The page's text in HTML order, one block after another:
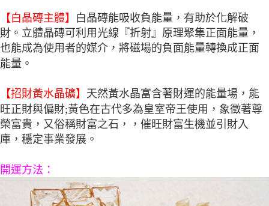
【白晶磚主體】 白晶磚能吸收負能量，有助於化解破
財。立體晶磚可利用光線『折射』原理聚集正面能量，
也能成為使用者的媒介，將磁場的負面能量轉換成正面
能量。
【招財黃水晶礦】 天然黃水晶富含著財運的能量場，能
旺正財與偏財;黃色在古代多為皇室帝王使用，象徵著尊
榮富貴，又俗稱財富之石，，催旺財富生機並引財入
庫，穩定事業發展。
開運方法：